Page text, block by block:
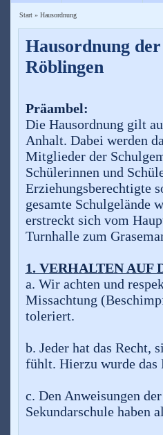
Start» Hausordnung
Hausordnung
Röblingen
Präambel:
Die Hausordnung gilt
Anhalt. Dabei werden
Mitglieder der
Schülerinnen und
Erziehungsberechtigte
gesamte Schulgelände
erstreckt sich vom
Turnhalle zum
1. VERHALTEN AUF
a. Wir achten und
Missachtung
toleriert.
b. Jeder hat das Recht,
fühlt. Hierzu wurde das
c. Den Anweisungen
Sekundarschule haben